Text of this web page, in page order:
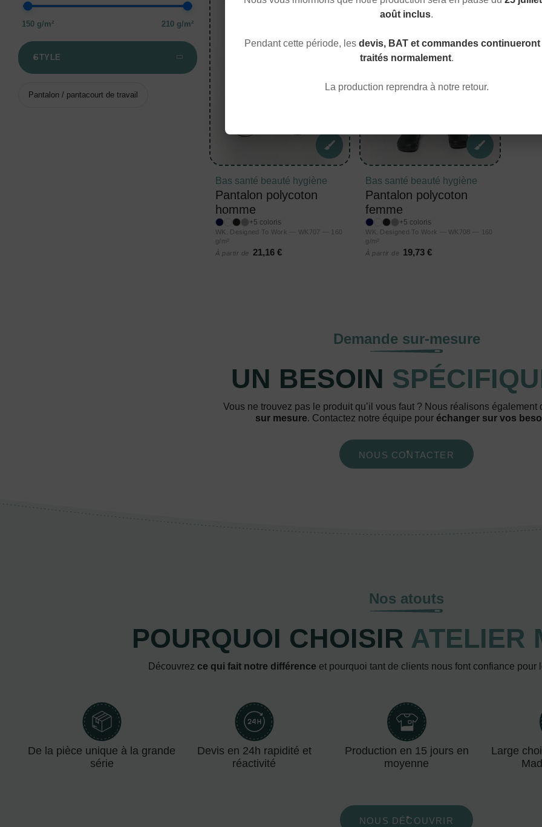
août inclus.
Pendant cette période, les devis, BAT et commandes continueront
traités normalement.
La production reprendra à notre retour.
150 g/m² 210 g/m²
STYLE
Pantalon / pantacourt de travail
Bas santé beauté hygiène
Pantalon polycoton
homme
+5 coloris
WK. Designed To Work — WK707 — 160
g/m²
À partir de
21,16 €
Bas santé beauté hygiène
Pantalon polycoton
femme
+5 coloris
WK. Designed To Work — WK708 — 160
g/m²
À partir de
19,73 €
Demande sur-mesure
UN BESOIN
Vous ne trouvez pas le produit qu’il vous faut ? Nous réalisons également
sur mesure. Contactez notre équipe pour échanger sur vos
NOUS CONTACTER
Nos atouts
POURQUOI CHOISIR ATELIER
Découvrez ce qui fait notre différence et pourquoi tant de clients nous font confiance pour
De la pièce unique à la grande
série
Devis en 24h rapidité et
réactivité
Production en 15 jours en
moyenne
Large
NOUS DÉCOUVRIR